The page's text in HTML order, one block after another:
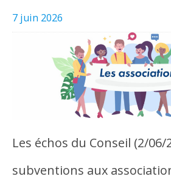
7 juin 2026
Les échos du Conseil (2/06/
subventions aux